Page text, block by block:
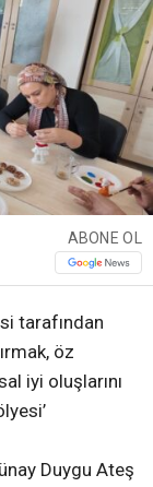
ABONE OL
tarafından
öz
iyi oluşlarını
Duygu Ateş